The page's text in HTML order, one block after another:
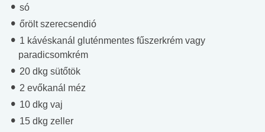
só
őrölt szerecsendió
1 kávéskanál gluténmentes fűszerkrém vagy
paradicsomkrém
20 dkg sütőtök
2 evőkanál méz
10 dkg vaj
15 dkg zeller